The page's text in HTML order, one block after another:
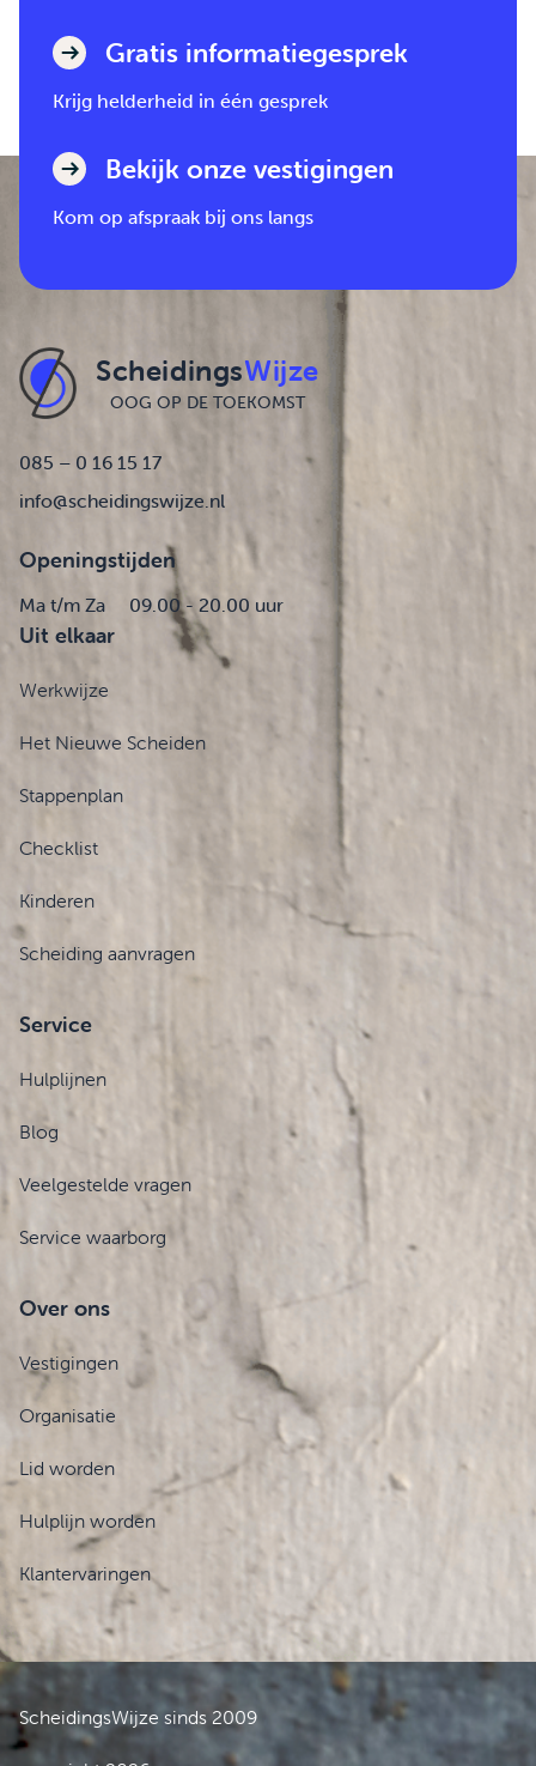
Gratis informatiegesprek
Krijg helderheid in één gesprek
Bekijk onze vestigingen
Kom op afspraak bij ons langs
ScheidingsWijze
OOG OP DE TOEKOMST
085 – 0 16 15 17
info@scheidingswijze.nl
Openingstijden
Ma t/m Za 09.00 - 20.00 uur
Uit elkaar
Werkwijze
Het Nieuwe Scheiden
Stappenplan
Checklist
Kinderen
Scheiding aanvragen
Service
Hulplijnen
Blog
Veelgestelde vragen
Service waarborg
Over ons
Vestigingen
Organisatie
Lid worden
Hulplijn worden
Klantervaringen
ScheidingsWijze sinds 2009